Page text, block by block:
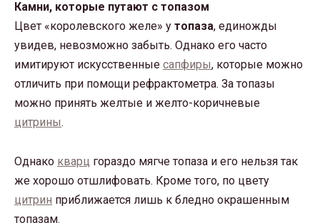
Камни, которые путают с топазом
Цвет «королевского желе» у топаза, единожды
увидев, невозможно забыть. Однако его часто
имитируют искусственные сапфиры, которые можно
отличить при помощи рефрактометра. За топазы
можно принять желтые и желто-коричневые
цитрины.
Однако кварц гораздо мягче топаза и его нельзя так
же хорошо отшлифовать. Кроме того, по цвету
цитрин приближается лишь к бледно окрашенным
топазам.